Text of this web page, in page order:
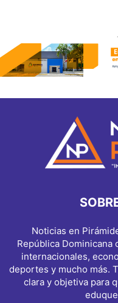
Noticias en
República Dominicana
internacionales,
deportes y mucho más.
clara y objetiva para